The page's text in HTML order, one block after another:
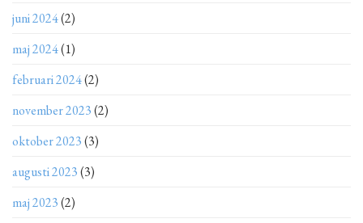
juni 2024(2)
maj 2024(1)
februari 2024(2)
november 2023(2)
oktober 2023(3)
augusti 2023(3)
maj 2023(2)